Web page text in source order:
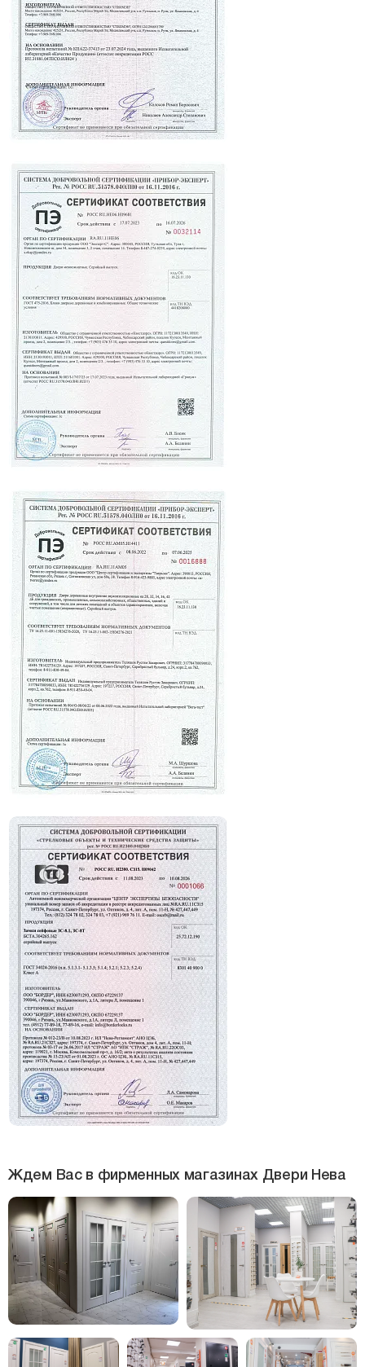
Ждем Вас в фирменных магазинах Двери Нева